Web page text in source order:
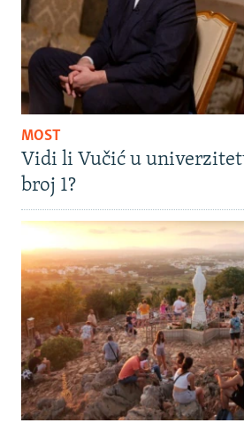
MOST
Vidi li Vučić u
broj 1?